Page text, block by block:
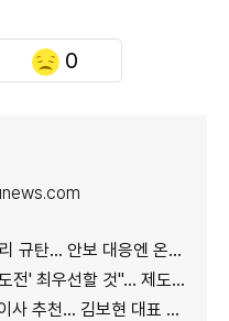
0
탄… 안보 대응엔 온도차
것"… 제도 개선·직원 참여 독려
추천… 김보현 대표 용퇴